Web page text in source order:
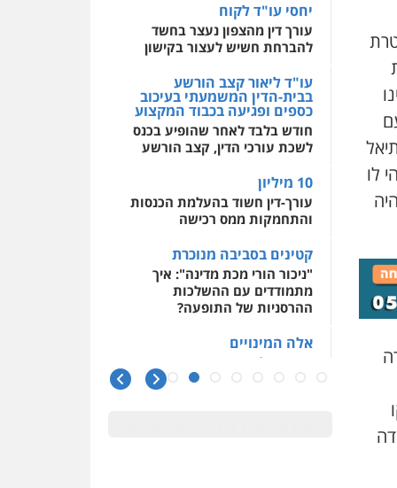
משטרת
עם
לו
ביולי 2013 הוא היה
יחסי עו"ד לקוח
עורך דין מהצפון נעצר בחשד
להברחת חשיש לעצור בקישון
עו"ד ליאור קצב הורשע
בבית-הדין המשמעתי בעיכוב
כספים ופגיעה בכבוד המקצוע
חודש בלבד לאחר שהופיע בכנס
לשכת עורכי הדין, קצב הורשע
10 מיליון
עורך-דין חשוד בהעלמת הכנסות
והתחמקות ממס רכישה
קטינים בסביבה מנוכרת
"ניכור הורי מכת מדינה": איך
מתמודדים עם ההשלכות
ההרסניות של התופעה?
אלה המינויים
הוועדה לבחירת שופטים בחרה
26 שופטים ורשמים נוספים